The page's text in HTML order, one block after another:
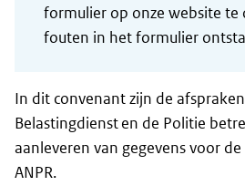
formulier op onze website te
fouten in het formulier
In dit convenant zijn de
Belastingdienst en de Politie
aanleveren van gegevens voor
ANPR.